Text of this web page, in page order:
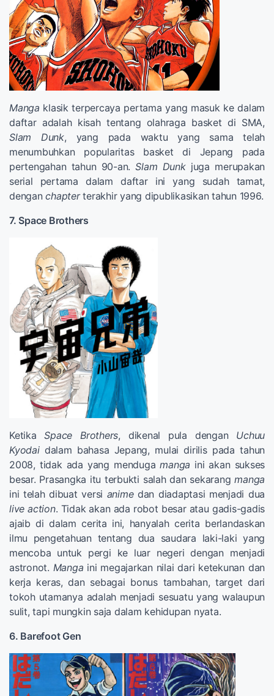
Manga klasik terpercaya pertama yang masuk ke dalam
daftar adalah kisah tentang olahraga basket di SMA,
Slam Dunk, yang pada waktu yang sama telah
menumbuhkan popularitas basket di Jepang pada
pertengahan tahun 90-an.Slam Dunkjuga merupakan
serial pertama dalam daftar ini yang sudah tamat,
denganchapterterakhir yang dipublikasikan tahun 1996.
7. Space Brothers
KetikaSpace Brothers, dikenal pula dengan Uchuu
Kyodaidalam bahasa Jepang, mulai dirilis pada tahun
2008, tidak ada yang mendugamanga ini akan sukses
besar. Prasangka itu terbukti salah dan sekarangmanga
ini telah dibuat versi animedan diadaptasi menjadi dua
live action. Tidak akan ada robot besar atau gadis-gadis
ajaib di dalam cerita ini, hanyalah cerita berlandaskan
ilmu pengetahuan tentang dua saudara laki-laki yang
mencoba untuk pergi ke luar negeri dengan menjadi
astronot. Manga ini megajarkan nilai dari ketekunan dan
kerja keras, dan sebagai bonus tambahan, target dari
tokoh utamanya adalah menjadi sesuatu yang walaupun
sulit, tapi mungkin saja dalam kehidupan nyata.
6. Barefoot Gen